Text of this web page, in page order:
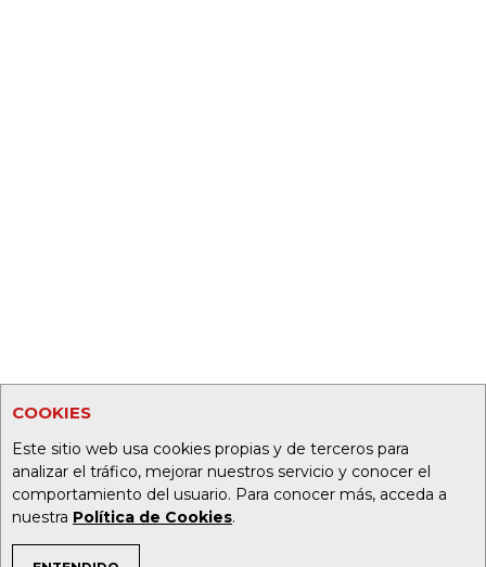
COOKIES
Este sitio web usa cookies propias y de terceros para
analizar el tráfico, mejorar nuestros servicio y conocer el
comportamiento del usuario. Para conocer más, acceda a
nuestra Política de Cookies.